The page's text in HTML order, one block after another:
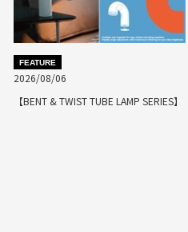
FEATURE
2026/08/06
【BENT & TWIST TUBE LAMP SERIES】